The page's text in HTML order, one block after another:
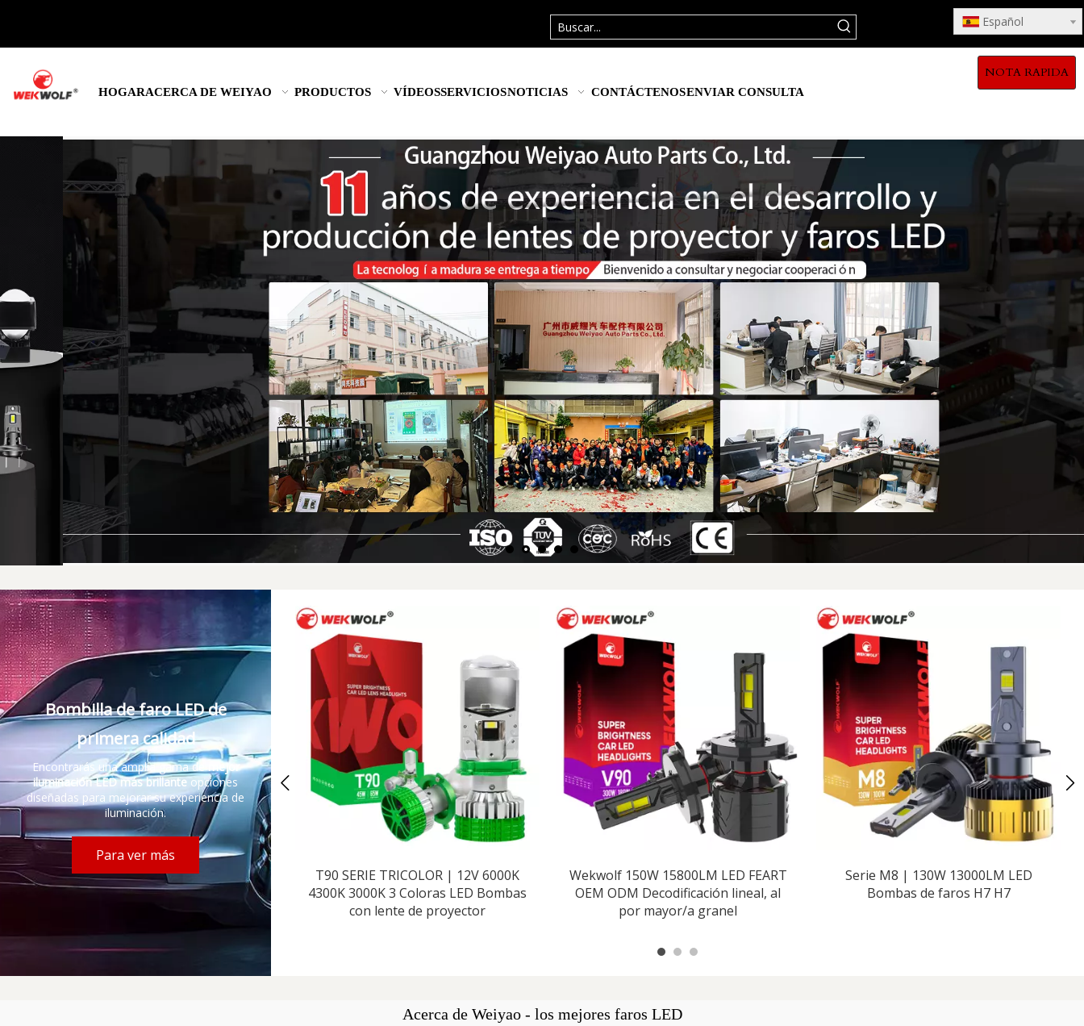
Español
HOGARACERCA DE WEIYAO PRODUCTOS VÍDEOSSERVICIOSNOTICIAS CONTÁCTENOSENVIAR CONSULTA
NOTA RAPIDA
Bombilla de faro LED de
primera calidad
Encontrarás una amplia gama de
mejor
iluminación LED más brillante opciones
diseñadas para mejorar su experiencia de
iluminación.
Para ver más
T90 SERIE TRICOLOR | 12V 6000K
4300K ​​3000K 3 Coloras LED Bombas
con lente de proyector
Wekwolf 150W 15800LM LED FEART
OEM ODM Decodificación lineal, al
por mayor/a granel
Serie M8 | 130W 13000LM LED
Bombas de faros H7 H7
Acerca de Weiyao - los mejores faros LED